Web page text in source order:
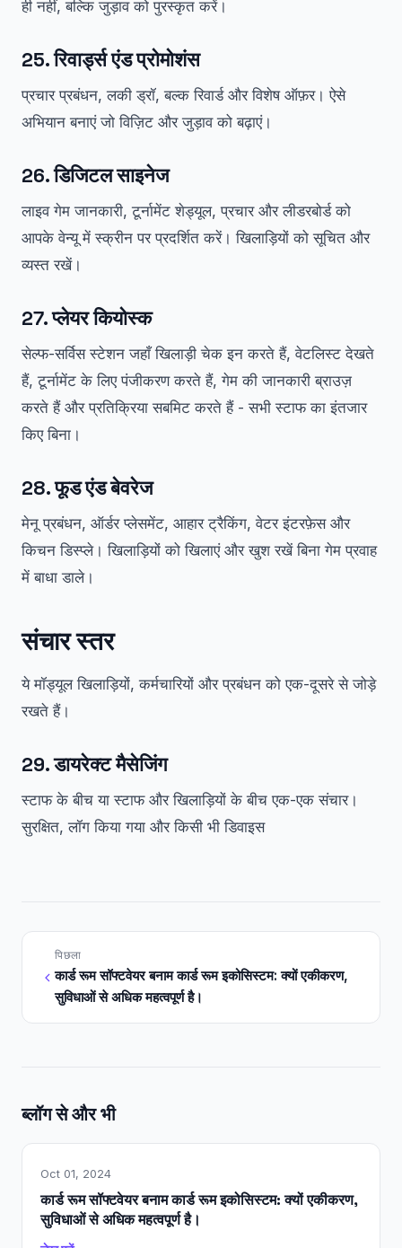
ही नहीं, बल्कि जुड़ाव को पुरस्कृत करें।
25. रिवार्ड्स एंड प्रोमोशंस
प्रचार प्रबंधन, लकी ड्रॉ, बल्क रिवार्ड और विशेष ऑफ़र। ऐसे
अभियान बनाएं जो विज़िट और जुड़ाव को बढ़ाएं।
26. डिजिटल साइनेज
लाइव गेम जानकारी, टूर्नामेंट शेड्यूल, प्रचार और लीडरबोर्ड को
आपके वेन्यू में स्क्रीन पर प्रदर्शित करें। खिलाड़ियों को सूचित और
व्यस्त रखें।
27. प्लेयर कियोस्क
सेल्फ-सर्विस स्टेशन जहाँ खिलाड़ी चेक इन करते हैं, वेटलिस्ट देखते
हैं, टूर्नामेंट के लिए पंजीकरण करते हैं, गेम की जानकारी ब्राउज़
करते हैं और प्रतिक्रिया सबमिट करते हैं - सभी स्टाफ का इंतजार
किए बिना।
28. फूड एंड बेवरेज
मेनू प्रबंधन, ऑर्डर प्लेसमेंट, आहार ट्रैकिंग, वेटर इंटरफ़ेस और
किचन डिस्प्ले। खिलाड़ियों को खिलाएं और खुश रखें बिना गेम प्रवाह
में बाधा डाले।
संचार स्तर
ये मॉड्यूल खिलाड़ियों, कर्मचारियों और प्रबंधन को एक-दूसरे से जोड़े
रखते हैं।
29. डायरेक्ट मैसेजिंग
स्टाफ के बीच या स्टाफ और खिलाड़ियों के बीच एक-एक संचार।
सुरक्षित, लॉग किया गया और किसी भी डिवाइस
पिछला
कार्ड रूम सॉफ्टवेयर बनाम कार्ड रूम इकोसिस्टम: क्यों एकीकरण,
सुविधाओं से अधिक महत्वपूर्ण है।
ब्लॉग से और भी
Oct 01, 2024
कार्ड रूम सॉफ्टवेयर बनाम कार्ड रूम इकोसिस्टम: क्यों एकीकरण,
सुविधाओं से अधिक महत्वपूर्ण है।